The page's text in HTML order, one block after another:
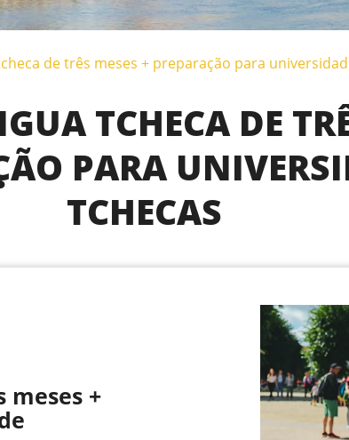
de três meses + preparação para
TCHECA DE
PARA
TCHECAS
meses +